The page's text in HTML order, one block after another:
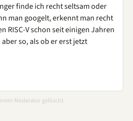
finde ich recht seltsam oder
man googelt, erkennt man recht
RISC-V schon seit einigen Jahren
so, als ob er erst jetzt
Moderator gelöscht.